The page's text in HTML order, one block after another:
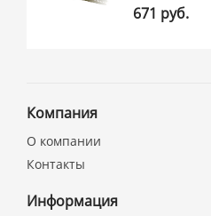
671 руб.
Компания
О компании
Контакты
Информация